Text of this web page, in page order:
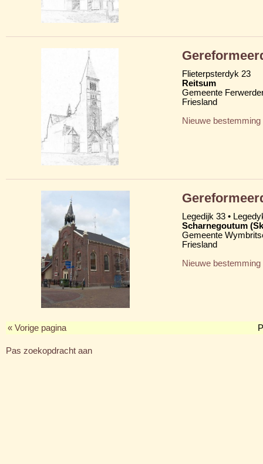
Flieterpsterdyk 23
Reitsum
Gemeente
Friesland
Nieuwe bestemming
Legedijk 33 •
Scharnegoutum
Gemeente
Friesland
Nieuwe bestemming
« Vorige pagina
Pas zoekopdracht aan